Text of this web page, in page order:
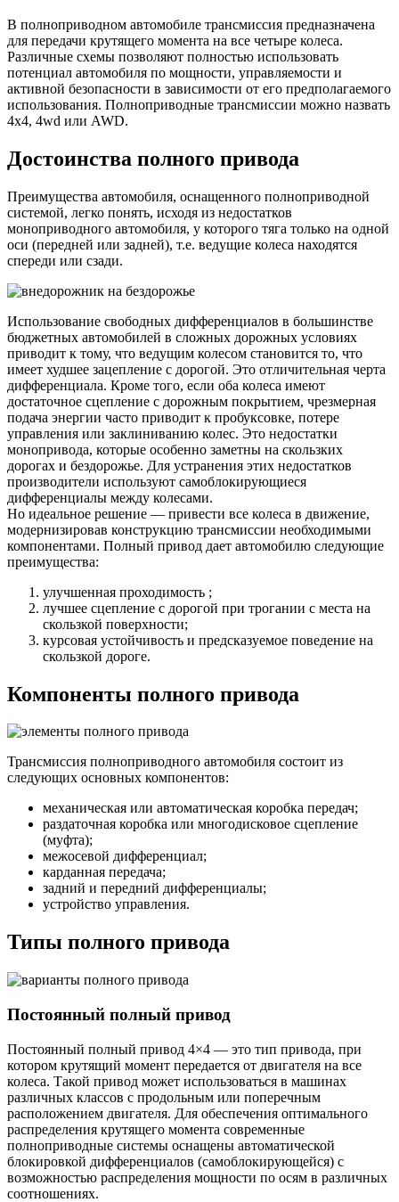
и
В полноприводном автомобиле трансмиссия предназначена
для передачи крутящего момента на все четыре колеса.
Различные схемы позволяют полностью использовать
потенциал автомобиля по мощности, управляемости и
активной безопасности в зависимости от его предполагаемого
использования. Полноприводные трансмиссии можно назвать
4х4, 4wd или AWD.
Достоинства полного привода
Преимущества автомобиля, оснащенного полноприводной
системой, легко понять, исходя из недостатков
моноприводного автомобиля, у которого тяга только на одной
оси (передней или задней), т.е. ведущие колеса находятся
спереди или сзади.
Использование свободных дифференциалов в большинстве
бюджетных автомобилей в сложных дорожных условиях
приводит к тому, что ведущим колесом становится то, что
имеет худшее зацепление с дорогой. Это отличительная черта
дифференциала. Кроме того, если оба колеса имеют
достаточное сцепление с дорожным покрытием, чрезмерная
подача энергии часто приводит к пробуксовке, потере
управления или заклиниванию колес. Это недостатки
монопривода, которые особенно заметны на скользких
дорогах и бездорожье. Для устранения этих недостатков
производители используют самоблокирующиеся
дифференциалы между колесами.
Но идеальное решение — привести все колеса в движение,
модернизировав конструкцию трансмиссии необходимыми
компонентами. Полный привод дает автомобилю следующие
преимущества:
улучшенная проходимость ;
лучшее сцепление с дорогой при трогании с места на
скользкой поверхности;
курсовая устойчивость и предсказуемое поведение на
скользкой дороге.
Компоненты полного привода
Трансмиссия полноприводного автомобиля состоит из
следующих основных компонентов:
механическая или автоматическая коробка передач;
раздаточная коробка или многодисковое сцепление
(муфта);
межосевой дифференциал;
карданная передача;
задний и передний дифференциалы;
устройство управления.
Типы полного привода
Постоянный полный привод
Постоянный полный привод 4×4 — это тип привода, при
котором крутящий момент передается от двигателя на все
колеса. Такой привод может использоваться в машинах
различных классов с продольным или поперечным
расположением двигателя. Для обеспечения оптимального
распределения крутящего момента современные
полноприводные системы оснащены автоматической
блокировкой дифференциалов (самоблокирующейся) с
возможностью распределения мощности по осям в различных
соотношениях.